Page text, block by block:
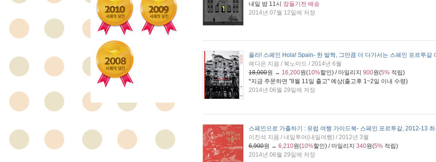
내일 밤 11시 잠들기전 배송
2014년 07월 12일에 저장
올라! 스페인 Hola! Spain- 한 발짝, 그만큼 더 다가서는 스페인 포르투갈
예다은 지음 / 북노마드 / 2014년 6월
18,000원 → 16,200원(10%할인) / 마일리지 900원(5% 적립)
*지금 주문하면 "8월 11일 출고" 예상(출고후 1~2일 이내 수령)
2014년 06월 29일에 저장
스페인으로 가출하기 : 유럽 여행 가이드북- 스페인.포르투갈, 2012-13
이진석 지음 / 내일투어(내일여행) / 2012년 3월
6,900원 → 6,210원(10%할인) / 마일리지 340원(5% 적립)
2014년 06월 29일에 저장